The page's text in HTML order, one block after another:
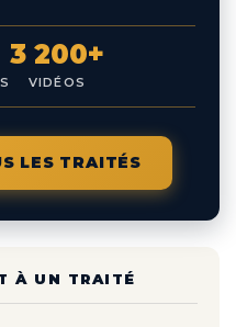
3 200+
VIDÉOS
LES TRAITÉS
À UN TRAITÉ